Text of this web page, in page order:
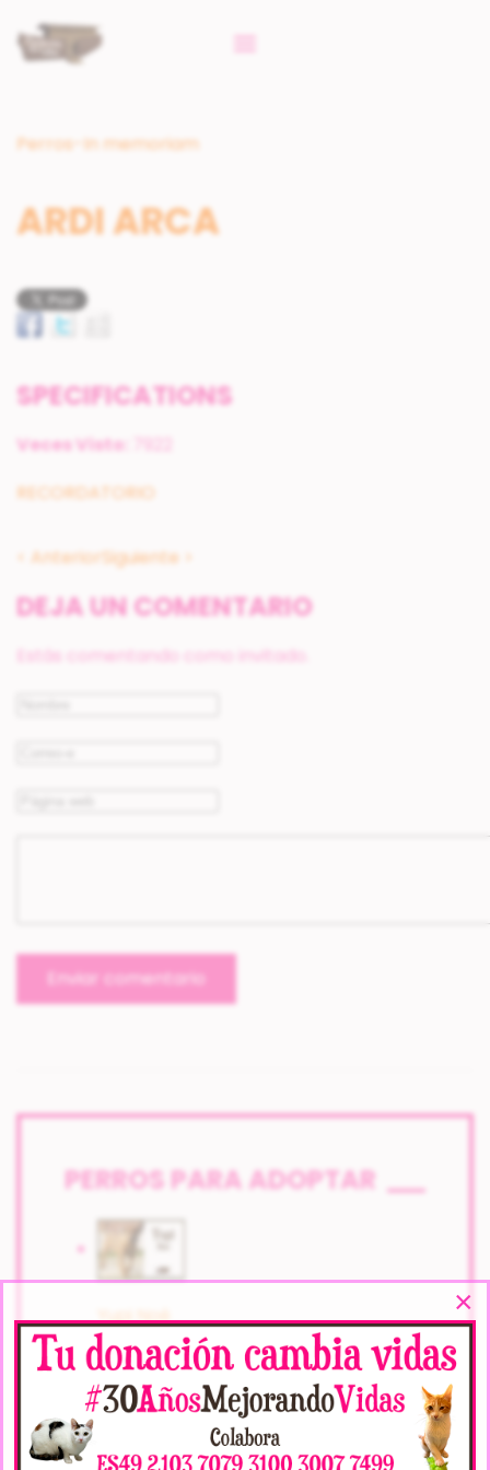
Perros-In memoriam
ARDI ARCA
SPECIFICATIONS
Veces Visto:
RECORDATORIO
< AnteriorSiguiente >
DEJA UN COMENTARIO
Estás comentando como invitado.
Enviar comentario
PERROS PARA ADOPTAR
Yupi Noé
09-2014,Sexo: Macho,Raza: cruce de
bull terrier,Carácter; Cariñoso/a
×